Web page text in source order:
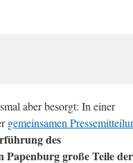
aber besorgt: In einer
gemeinsamen
des
Papenburg große Teile der